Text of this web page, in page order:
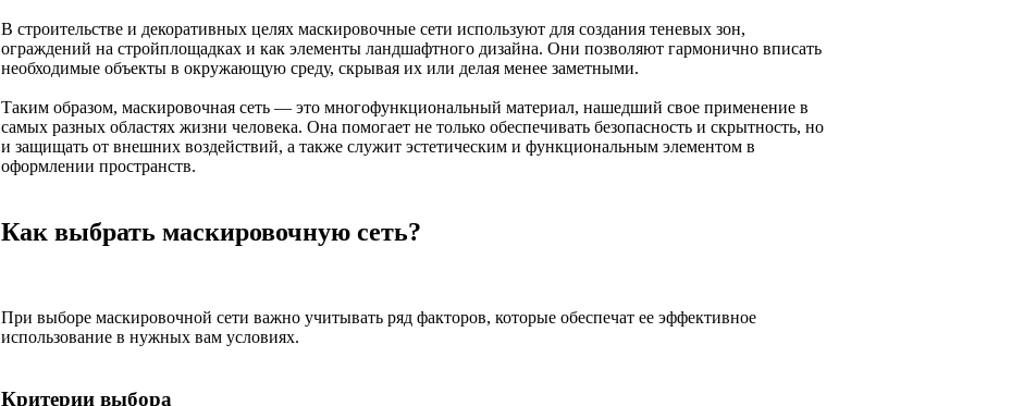
В строительстве и декоративных целях маскировочные сети используют для создания теневых зон,
ограждений на стройплощадках и как элементы ландшафтного дизайна. Они позволяют гармонично вписать
необходимые объекты в окружающую среду, скрывая их или делая менее заметными.
Таким образом, маскировочная сеть — это многофункциональный материал, нашедший свое применение в
самых разных областях жизни человека. Она помогает не только обеспечивать безопасность и скрытность, но
и защищать от внешних воздействий, а также служит эстетическим и функциональным элементом в
оформлении пространств.
Как выбрать маскировочную сеть?
При выборе маскировочной сети важно учитывать ряд факторов, которые обеспечат ее эффективное
использование в нужных вам условиях.
Критерии выбора